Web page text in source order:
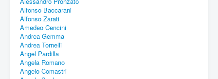
Alfonso Baccarani
Alfonso Zarati
Amedeo Cencini
Andrea Gemma
Andrea Tornelli
Angel Pardilla
Angela Romano
Angelo Comastri